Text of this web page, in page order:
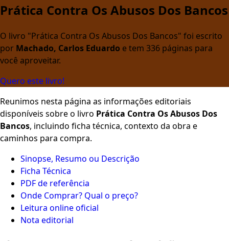
Prática Contra Os Abusos Dos Bancos
O livro "Prática Contra Os Abusos Dos Bancos" foi escrito
por Machado, Carlos Eduardo e tem 336 páginas para
você aproveitar.
Quero este livro!
Reunimos nesta página as informações editoriais
disponíveis sobre o livro Prática Contra Os Abusos Dos
Bancos, incluindo ficha técnica, contexto da obra e
caminhos para compra.
Sinopse, Resumo ou Descrição
Ficha Técnica
PDF de referência
Onde Comprar? Qual o preço?
Leitura online oficial
Nota editorial